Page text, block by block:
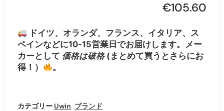
€105.60
ドイツ、オランダ、フランス、イタリア、ス
ペインなどに10-15営業日でお届けします。メー
カーとして 価格は破格(まとめて買うとさらにお
得！）
。
カテゴリーUwin ブランド